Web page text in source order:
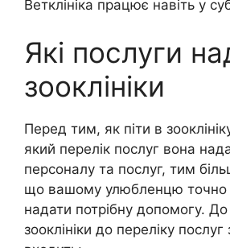
Ветклініка працює навіть у
Які послуги
зооклініки
Перед тим, як піти в
який перелік послуг вона
персоналу та послуг, тим
що вашому улюбленцю точно
надати потрібну допомогу.
зооклініки до переліку